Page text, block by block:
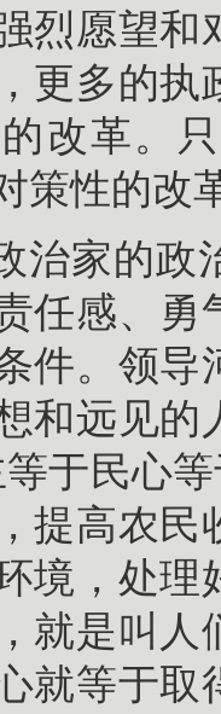
烈愿望
更多的执
改革。
策性的改
治家的政
任感、
件。领导
和远见
于民心
提高农
境，处理
就是叫
就等于取